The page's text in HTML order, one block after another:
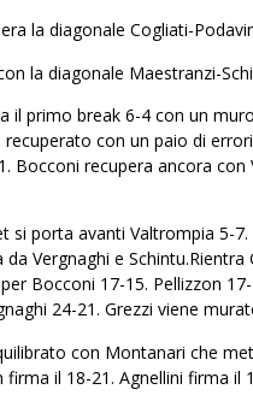
la diagonale Cogliati-
la diagonale Maestranzi-
il primo break 6-4 con un
con un paio di
Bocconi recupera ancora
si porta avanti Valtrompia 5-
Vergnaghi e
Bocconi 17-15. Pellizzon
24-21. Grezzi viene
con Montanari che
firma il 18-21. Agnellini firma il